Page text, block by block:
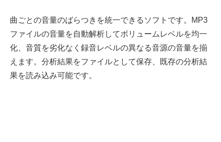
曲ごとの音量のばらつきを統一できるソフトです。MP3
ファイルの音量を自動解析してボリュームレベルを均一
化、音質を劣化なく録音レベルの異なる音源の音量を揃
えます。分析結果をファイルとして保存、既存の分析結
果を読み込み可能です。